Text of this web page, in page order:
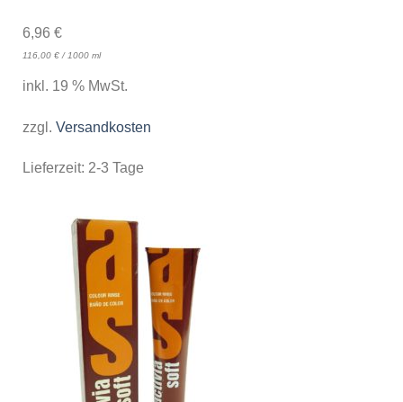
6,96 €
116,00 €/ 1000 ml
inkl. 19 % MwSt.
zzgl. Versandkosten
Lieferzeit: 2-3 Tage